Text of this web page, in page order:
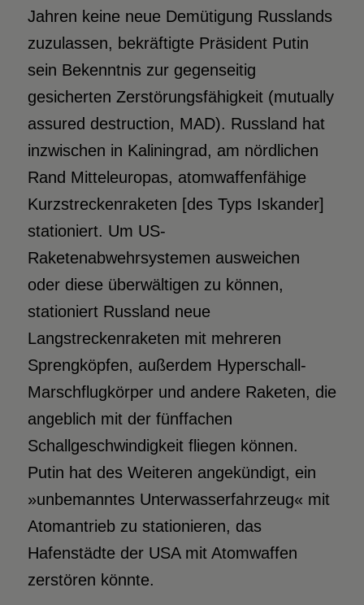
Jahren keine neue Demütigung Russlands
zuzulassen, bekräftigte Präsident Putin
sein Bekenntnis zur gegenseitig
gesicherten Zerstörungsfähigkeit (mutually
assured destruction, MAD). Russland hat
inzwischen in Kaliningrad, am nördlichen
Rand Mitteleuropas, atomwaffenfähige
Kurzstreckenraketen [des Typs Iskander]
stationiert. Um US-
Raketenabwehrsystemen ausweichen
oder diese überwältigen zu können,
stationiert Russland neue
Langstreckenraketen mit mehreren
Sprengköpfen, außerdem Hyperschall-
Marschflugkörper und andere Raketen, die
angeblich mit der fünffachen
Schallgeschwindigkeit fliegen können.
Putin hat des Weiteren angekündigt, ein
»unbemanntes Unterwasserfahrzeug« mit
Atomantrieb zu stationieren, das
Hafenstädte der USA mit Atomwaffen
zerstören könnte.